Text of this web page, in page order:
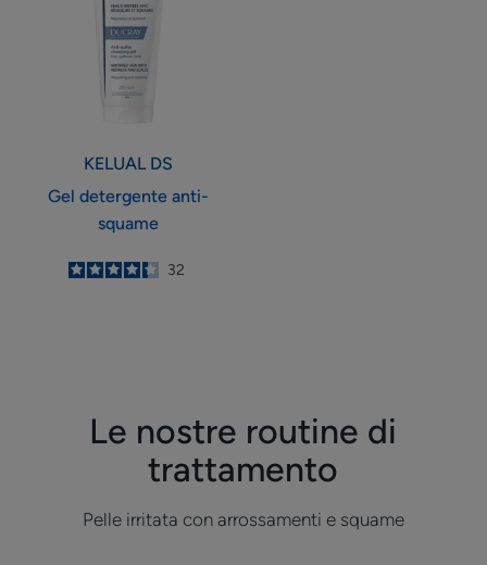
squame
KELUAL DS
Gel detergente anti-
squame
4.3
/
5
32
Le nostre routine di
trattamento
Pelle irritata con arrossamenti e squame